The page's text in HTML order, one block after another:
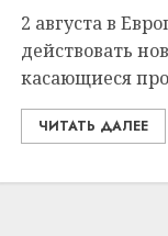
2 августа в
действовать
касающиеся
ЧИТАТЬ ДАЛЕЕ